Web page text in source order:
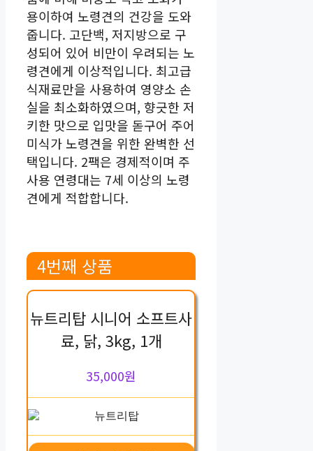
용이하여 노령견의 건강을 도와
줍니다. 고단백, 저지방으로 구
성되어 있어 비만이 우려되는 노
령견에게 이상적입니다. 최고급
식재료만을 사용하여 영양소 손
실을 최소화하였으며, 향긋한 저
키한 맛으로 입맛을 돋구어 주어
미식가 노령견을 위한 완벽한 선
택입니다. 2팩은 경제적이며 주
사용 연령대는 7세 이상의 노령
견에게 적합합니다.
4번째 상품
뉴트리탑 시니어 소프트사
료, 닭, 3kg, 1개
35,000원